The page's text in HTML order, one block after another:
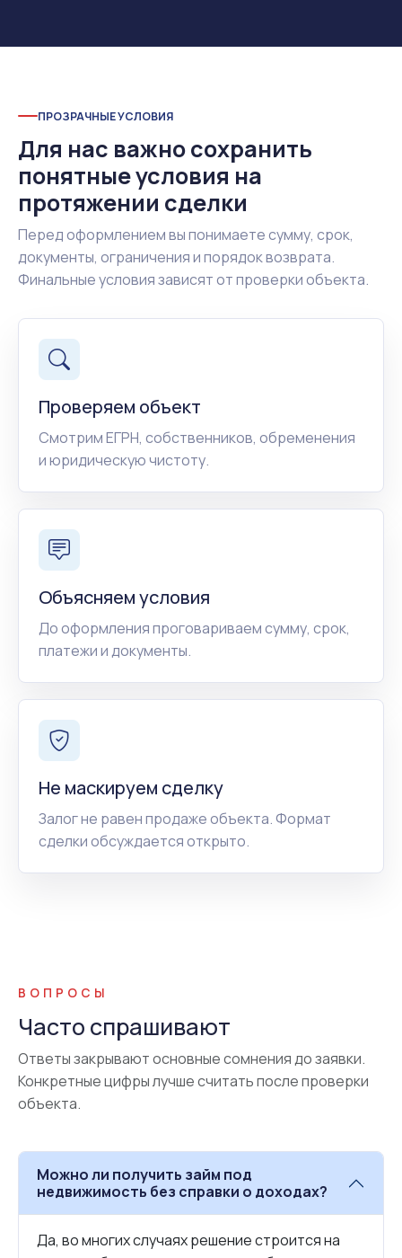
ПРОЗРАЧНЫЕ УСЛОВИЯ
Для нас важно сохранить
понятные условия на
протяжении сделки
Перед оформлением вы понимаете сумму, срок,
документы, ограничения и порядок возврата.
Финальные условия зависят от проверки объекта.
Проверяем объект
Смотрим ЕГРН, собственников, обременения
и юридическую чистоту.
Объясняем условия
До оформления проговариваем сумму, срок,
платежи и документы.
Не маскируем сделку
Залог не равен продаже объекта. Формат
сделки обсуждается открыто.
ВОПРОСЫ
Часто спрашивают
Ответы закрывают основные сомнения до заявки.
Конкретные цифры лучше считать после проверки
объекта.
Можно ли получить займ под
недвижимость без справки о доходах?
Да, во многих случаях решение строится на